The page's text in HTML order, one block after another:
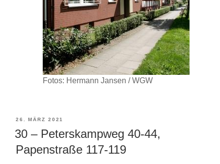
Fotos: Hermann Jansen / WGW
VERÖFFENTLICHT
AM
26. MÄRZ 2021
30 – Peterskampweg 40-44,
Papenstraße 117-119